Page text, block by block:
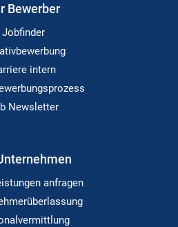
Bewerber
Jobfinder
intern
Newsletter
anfragen